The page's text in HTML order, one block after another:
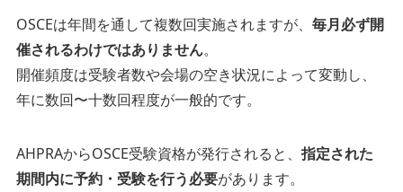
OSCEは年間を通して複数回実施されますが、 毎月必ず開
催されるわけではありません。
開催頻度は受験者数や会場の空き状況によって変動し、
年に数回〜十数回程度が一般的です。
AHPRAからOSCE受験資格が発行されると、 指定された
期間内に予約・受験を行う必要があります。